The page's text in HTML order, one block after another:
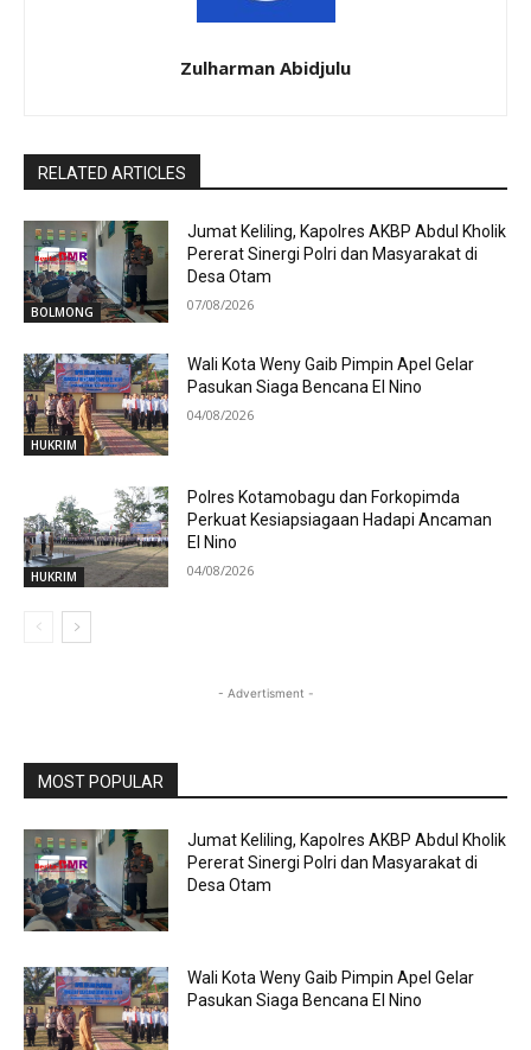
Zulharman Abidjulu
RELATED ARTICLES
BOLMONG
Jumat Keliling, Kapolres AKBP Abdul Kholik
Pererat Sinergi Polri dan Masyarakat di
Desa Otam
07/08/2026
HUKRIM
Wali Kota Weny Gaib Pimpin Apel Gelar
Pasukan Siaga Bencana El Nino
04/08/2026
HUKRIM
Polres Kotamobagu dan Forkopimda
Perkuat Kesiapsiagaan Hadapi Ancaman
El Nino
04/08/2026
- Advertisment -
MOST POPULAR
Jumat Keliling, Kapolres AKBP Abdul Kholik
Pererat Sinergi Polri dan Masyarakat di
Desa Otam
Wali Kota Weny Gaib Pimpin Apel Gelar
Pasukan Siaga Bencana El Nino